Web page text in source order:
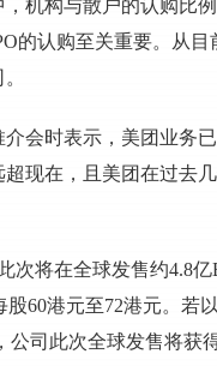
机构与散户的认购比
的认购至关重要。从
会时表示，美团业务
现在，且美团在过去
次将在全球发售约4.8
60港元至72港元。若
司此次全球发售将获